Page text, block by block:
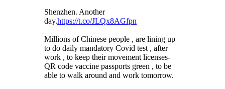
Shenzhen. Another
day.https://t.co/JLQx8AGfpn
Millions of Chinese people , are lining up
to do daily mandatory Covid test , after
work , to keep their movement licenses-
QR code vaccine passports green , to be
able to walk around and work tomorrow.